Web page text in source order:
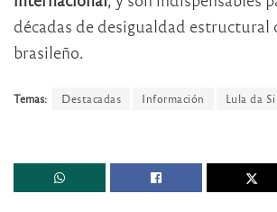
décadas de desigualdad estructural
brasileño.
Temas: Destacadas Información Lula da